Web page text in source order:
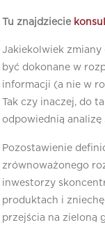
Tu znajdziecie
Jakiekolwiek
być dokonane w
informacji (a nie w
Tak czy inaczej, do
odpowiednią
Pozostawienie
zrównoważonego
inwestorzy
produktach i
przejścia na zieloną